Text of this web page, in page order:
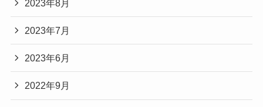
2023年8月
2023年7月
2023年6月
2022年9月